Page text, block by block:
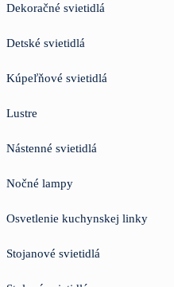
Dekoračné svietidlá
Detské svietidlá
Kúpeľňové svietidlá
Lustre
Nástenné svietidlá
Nočné lampy
Osvetlenie kuchynskej linky
Stojanové svietidlá